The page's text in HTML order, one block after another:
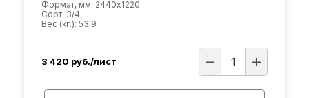
Формат, мм: 2440х1220
Сорт: 3/4
Вес (кг.): 53.9
3 420 руб./лист